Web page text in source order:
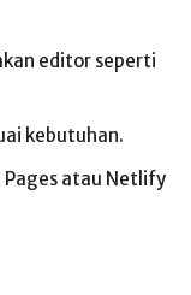
editor seperti
kebutuhan.
Pages atau Netlify